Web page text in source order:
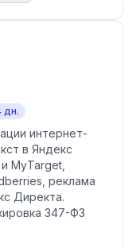
дн.
интернет-
в Яндекс
MyTarget,
реклама
Директа.
347-ФЗ